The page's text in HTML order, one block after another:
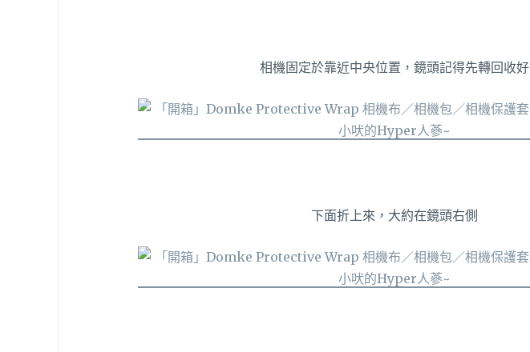
相機固定於靠近中央位置，鏡頭記得先轉回收好
下面折上來，大約在鏡頭右側